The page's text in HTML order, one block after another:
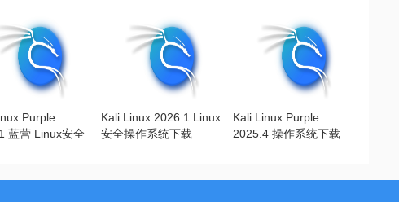
Purple
蓝营 Linux安全
Kali Linux 2026.1 Linux
安全操作系统下载
Kali Linux Purple
2025.4 操作系统下载